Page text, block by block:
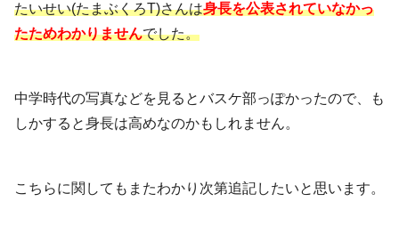
たいせい(たまぶくろT)さんは身長を公表されていなかっ
たためわかりませんでした。
中学時代の写真などを見るとバスケ部っぽかったので、も
しかすると身長は高めなのかもしれません。
こちらに関してもまたわかり次第追記したいと思います。